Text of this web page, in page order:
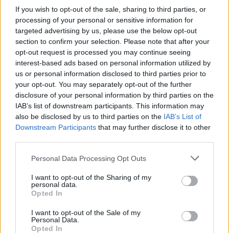
If you wish to opt-out of the sale, sharing to third parties, or
processing of your personal or sensitive information for
targeted advertising by us, please use the below opt-out
section to confirm your selection. Please note that after your
opt-out request is processed you may continue seeing
interest-based ads based on personal information utilized by
us or personal information disclosed to third parties prior to
your opt-out. You may separately opt-out of the further
disclosure of your personal information by third parties on the
IAB’s list of downstream participants. This information may
also be disclosed by us to third parties on the IAB’s List of
Downstream Participants that may further disclose it to other
Please note that this website/app uses one or more Google
not limited to your visit or usage behaviour. You may click to
grant or deny consent to Google and its third-party tags to
use your data for below specified purposes in below Google
consent section.
Personal Data Processing Opt Outs
I want to opt-out of the Sharing of my
personal data.
Opted In
I want to opt-out of the Sale of my
Personal Data.
Opted In
Προηγούμενη
Ελεύθερη Θράκη
Επόμενη
Ταχυδρόμος